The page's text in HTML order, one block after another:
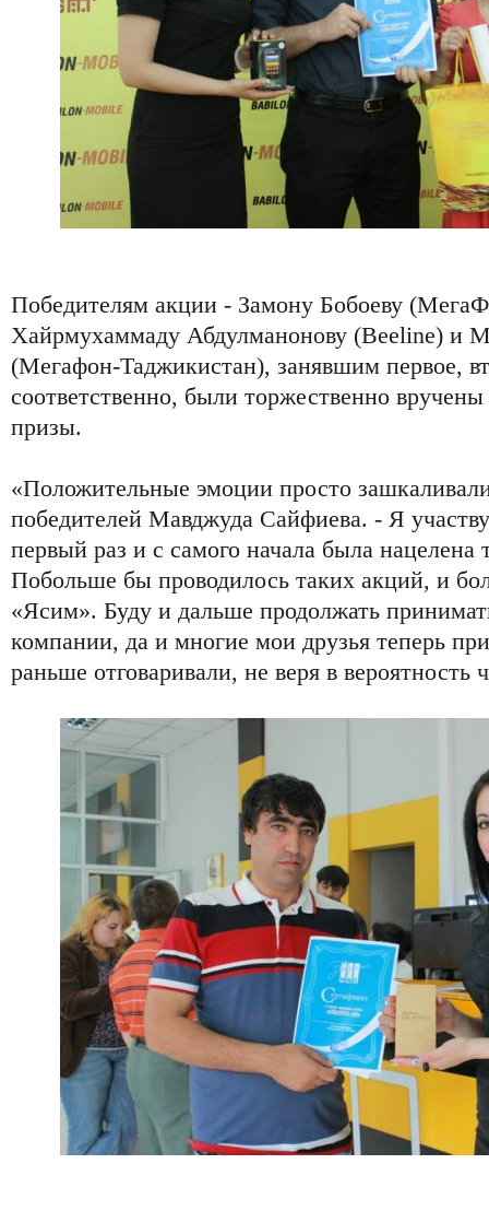
Победителям акции - Замону Бобоеву
Хайрмухаммаду Абдулманонову (Beeline) и
(Мегафон-Таджикистан), занявшим первое,
соответственно, были торжественно
призы.
«Положительные эмоции просто
победителей Мавджуда Сайфиева. - Я
первый раз и с самого начала была нацелена
Побольше бы проводилось таких акций, и
«Ясим». Буду и дальше продолжать
компании, да и многие мои друзья теперь
раньше отговаривали, не веря в